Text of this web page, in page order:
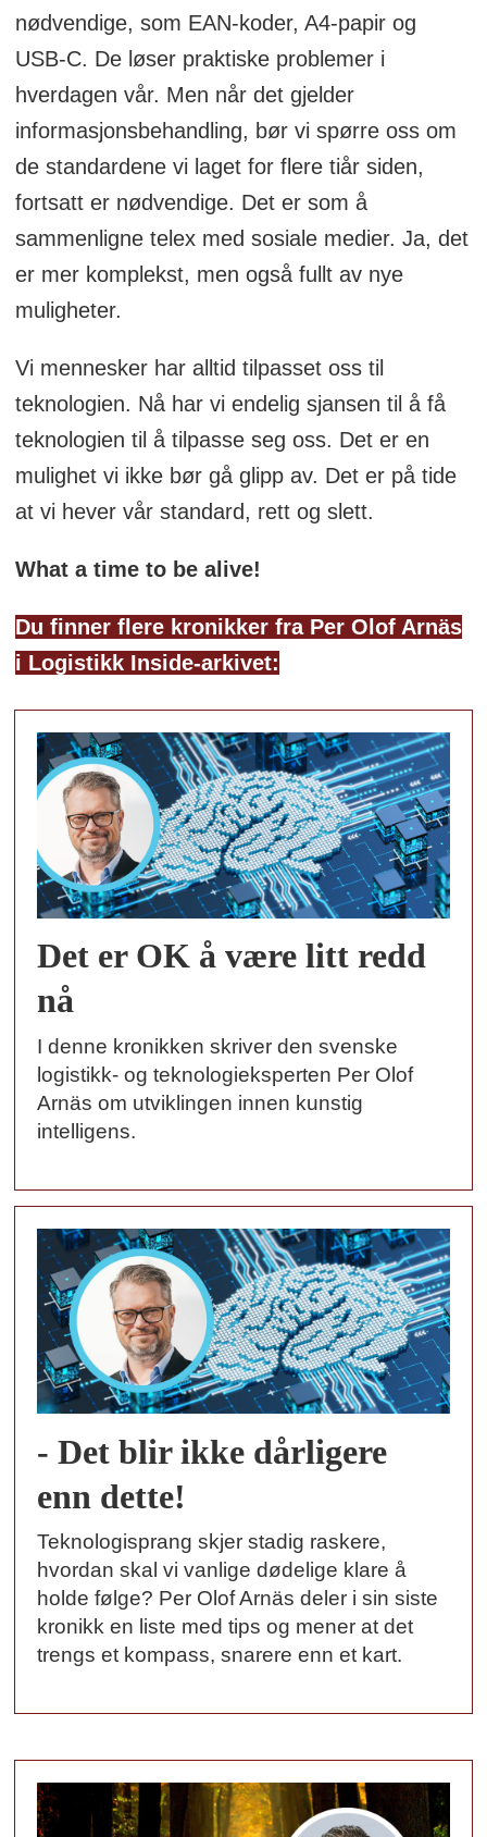
nødvendige, som EAN-koder, A4-papir og
USB-C. De løser praktiske problemer i
hverdagen vår. Men når det gjelder
informasjonsbehandling, bør vi spørre oss om
de standardene vi laget for flere tiår siden,
fortsatt er nødvendige. Det er som å
sammenligne telex med sosiale medier. Ja, det
er mer komplekst, men også fullt av nye
muligheter.
Vi mennesker har alltid tilpasset oss til
teknologien. Nå har vi endelig sjansen til å få
teknologien til å tilpasse seg oss. Det er en
mulighet vi ikke bør gå glipp av. Det er på tide
at vi hever vår standard, rett og slett.
What a time to be alive!
Du finner flere kronikker fra Per Olof Arnäs
i Logistikk Inside-arkivet:
Det er OK å være litt redd
nå
I denne kronikken skriver den svenske
logistikk- og teknologieksperten Per Olof
Arnäs om utviklingen innen kunstig
intelligens.
- Det blir ikke dårligere
enn dette!
Teknologisprang skjer stadig raskere,
hvordan skal vi vanlige dødelige klare å
holde følge? Per Olof Arnäs deler i sin siste
kronikk en liste med tips og mener at det
trengs et kompass, snarere enn et kart.